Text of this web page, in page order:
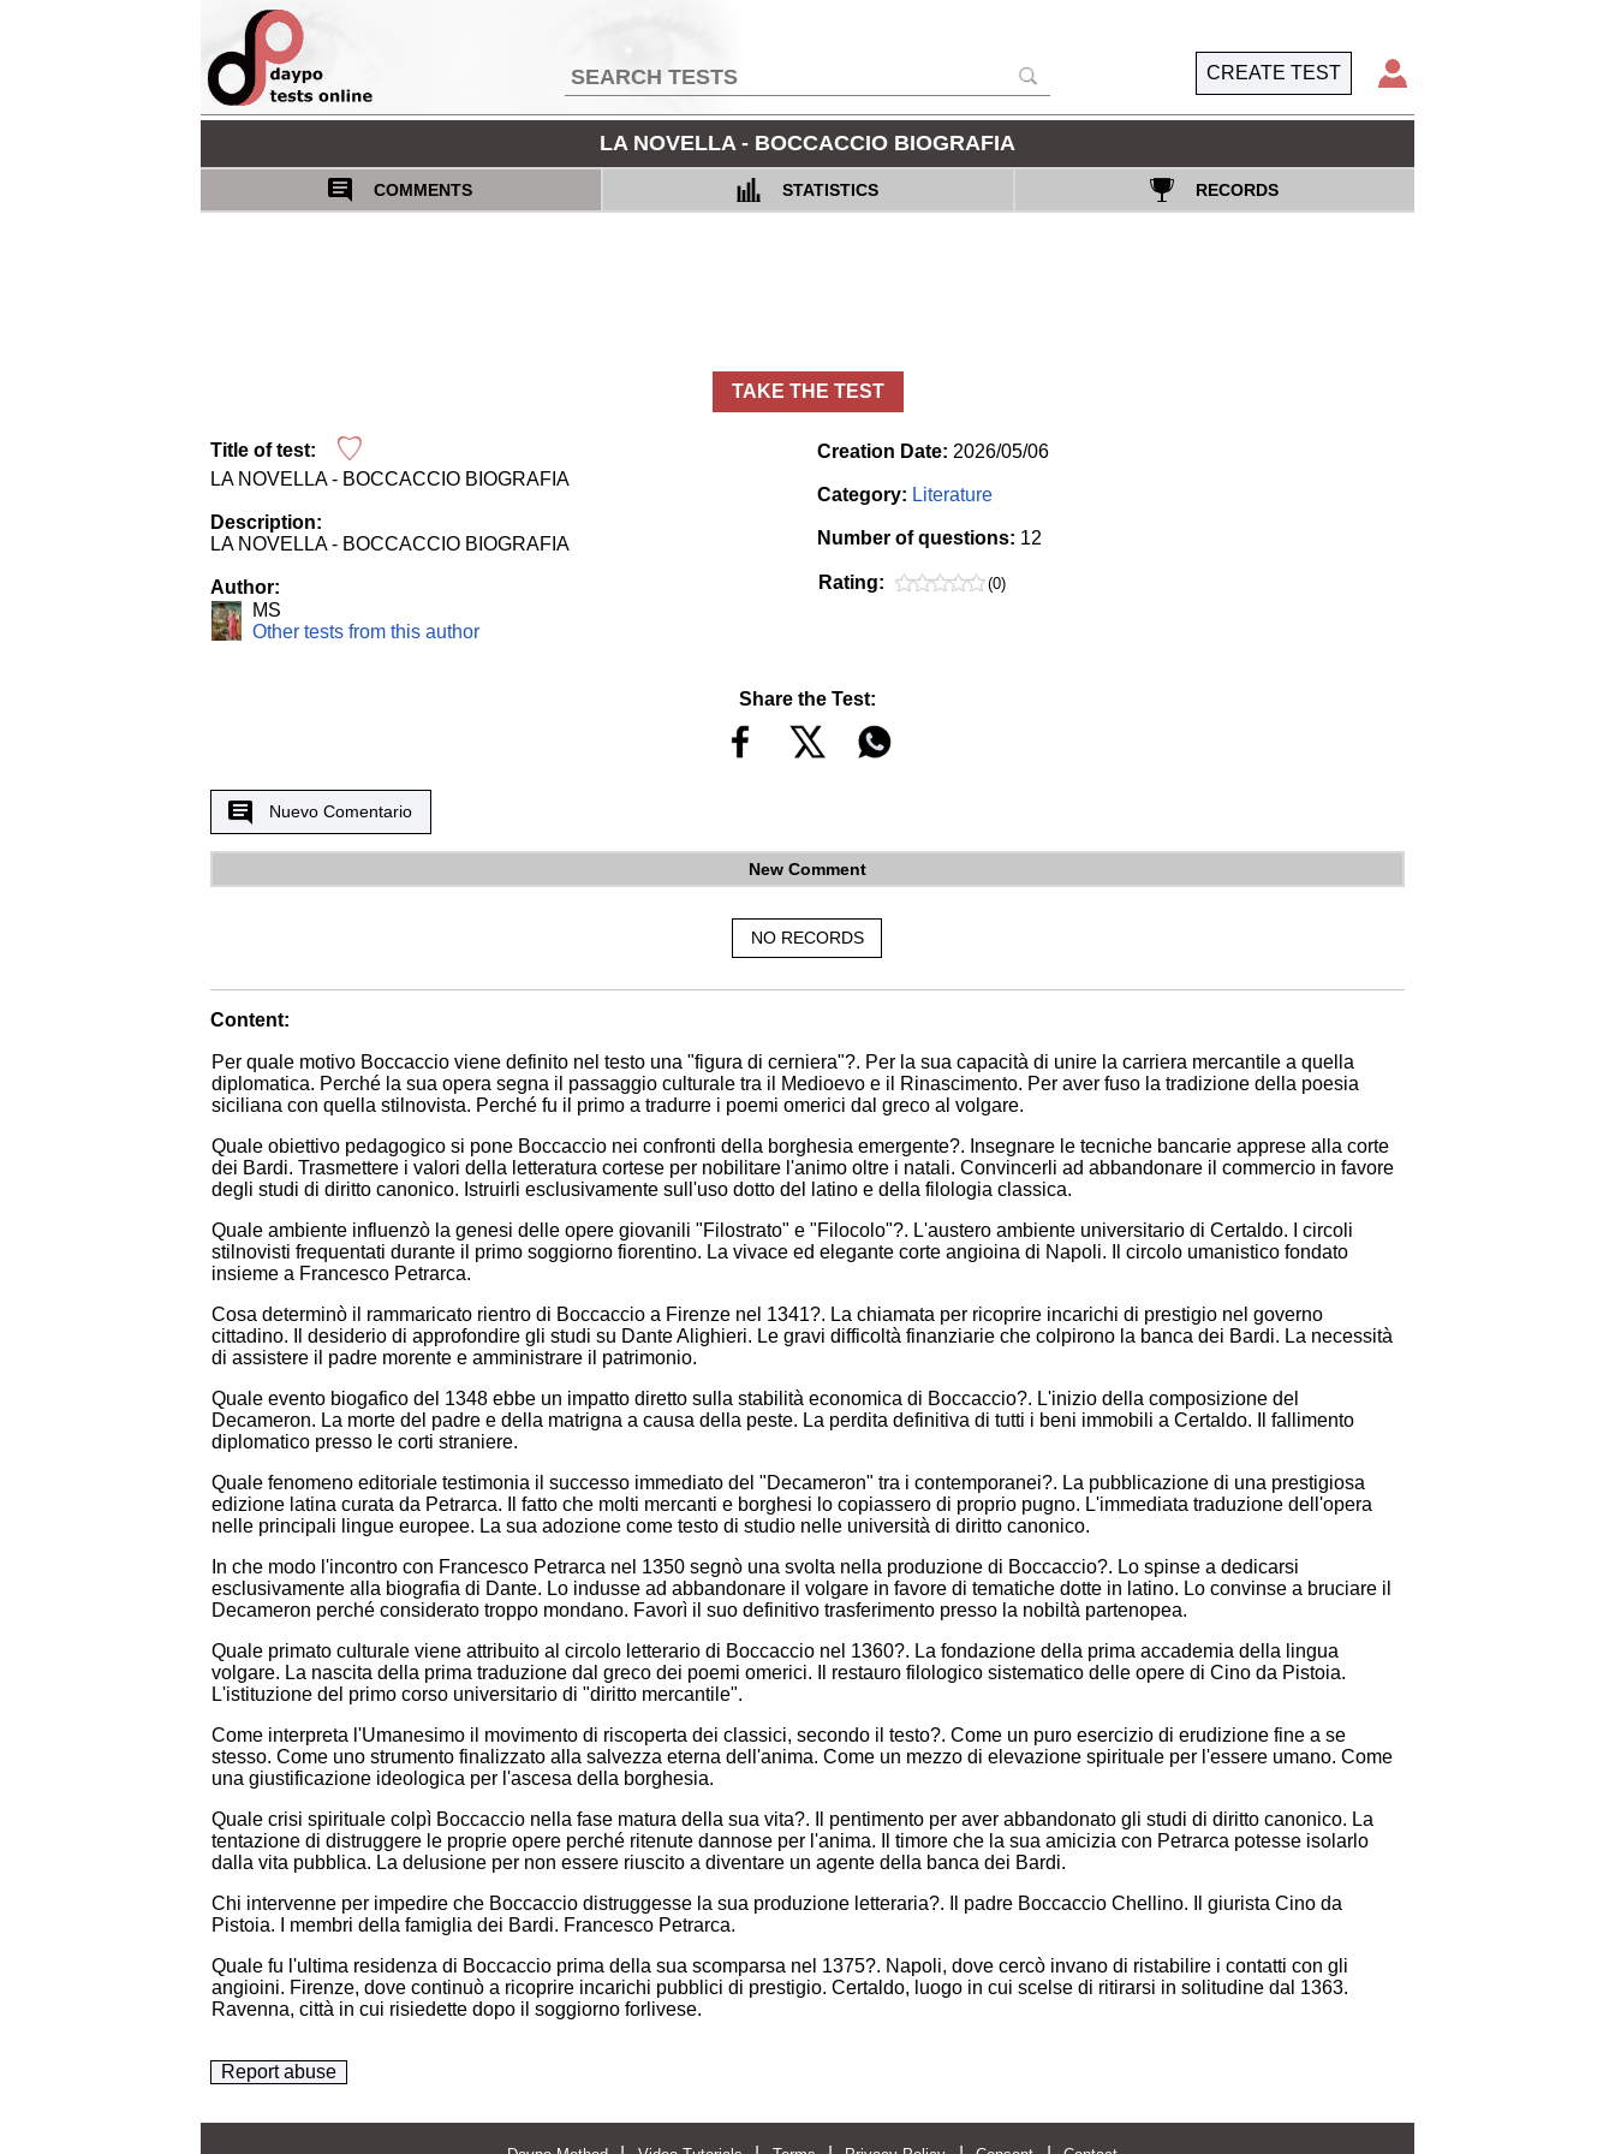
CREATE TEST
LA NOVELLA - BOCCACCIO BIOGRAFIA
COMMENTS STATISTICS RECORDS
TAKE THE TEST
Title of test:
LA NOVELLA - BOCCACCIO BIOGRAFIA
Description:
LA NOVELLA - BOCCACCIO BIOGRAFIA
Author:
MS
Other tests from this author
Creation Date: 2026/05/06
Category: Literature
Number of questions: 12
Rating: (0)
Share the Test:
Nuevo Comentario
New Comment
NO RECORDS
Content:
Per quale motivo Boccaccio viene definito nel testo una "figura di cerniera"?. Per la sua capacità di unire la carriera mercantile a quella
diplomatica. Perché la sua opera segna il passaggio culturale tra il Medioevo e il Rinascimento. Per aver fuso la tradizione della poesia
siciliana con quella stilnovista. Perché fu il primo a tradurre i poemi omerici dal greco al volgare.
Quale obiettivo pedagogico si pone Boccaccio nei confronti della borghesia emergente?. Insegnare le tecniche bancarie apprese alla corte
dei Bardi. Trasmettere i valori della letteratura cortese per nobilitare l'animo oltre i natali. Convincerli ad abbandonare il commercio in favore
degli studi di diritto canonico. Istruirli esclusivamente sull'uso dotto del latino e della filologia classica.
Quale ambiente influenzò la genesi delle opere giovanili "Filostrato" e "Filocolo"?. L'austero ambiente universitario di Certaldo. I circoli
stilnovisti frequentati durante il primo soggiorno fiorentino. La vivace ed elegante corte angioina di Napoli. Il circolo umanistico fondato
insieme a Francesco Petrarca.
Cosa determinò il rammaricato rientro di Boccaccio a Firenze nel 1341?. La chiamata per ricoprire incarichi di prestigio nel governo
cittadino. Il desiderio di approfondire gli studi su Dante Alighieri. Le gravi difficoltà finanziarie che colpirono la banca dei Bardi. La necessità
di assistere il padre morente e amministrare il patrimonio.
Quale evento biogafico del 1348 ebbe un impatto diretto sulla stabilità economica di Boccaccio?. L'inizio della composizione del
Decameron. La morte del padre e della matrigna a causa della peste. La perdita definitiva di tutti i beni immobili a Certaldo. Il fallimento
diplomatico presso le corti straniere.
Quale fenomeno editoriale testimonia il successo immediato del "Decameron" tra i contemporanei?. La pubblicazione di una prestigiosa
edizione latina curata da Petrarca. Il fatto che molti mercanti e borghesi lo copiassero di proprio pugno. L'immediata traduzione dell'opera
nelle principali lingue europee. La sua adozione come testo di studio nelle università di diritto canonico.
In che modo l'incontro con Francesco Petrarca nel 1350 segnò una svolta nella produzione di Boccaccio?. Lo spinse a dedicarsi
esclusivamente alla biografia di Dante. Lo indusse ad abbandonare il volgare in favore di tematiche dotte in latino. Lo convinse a bruciare il
Decameron perché considerato troppo mondano. Favorì il suo definitivo trasferimento presso la nobiltà partenopea.
Quale primato culturale viene attribuito al circolo letterario di Boccaccio nel 1360?. La fondazione della prima accademia della lingua
volgare. La nascita della prima traduzione dal greco dei poemi omerici. Il restauro filologico sistematico delle opere di Cino da Pistoia.
L'istituzione del primo corso universitario di "diritto mercantile".
Come interpreta l'Umanesimo il movimento di riscoperta dei classici, secondo il testo?. Come un puro esercizio di erudizione fine a se
stesso. Come uno strumento finalizzato alla salvezza eterna dell'anima. Come un mezzo di elevazione spirituale per l'essere umano. Come
una giustificazione ideologica per l'ascesa della borghesia.
Quale crisi spirituale colpì Boccaccio nella fase matura della sua vita?. Il pentimento per aver abbandonato gli studi di diritto canonico. La
tentazione di distruggere le proprie opere perché ritenute dannose per l'anima. Il timore che la sua amicizia con Petrarca potesse isolarlo
dalla vita pubblica. La delusione per non essere riuscito a diventare un agente della banca dei Bardi.
Chi intervenne per impedire che Boccaccio distruggesse la sua produzione letteraria?. Il padre Boccaccio Chellino. Il giurista Cino da
Pistoia. I membri della famiglia dei Bardi. Francesco Petrarca.
Quale fu l'ultima residenza di Boccaccio prima della sua scomparsa nel 1375?. Napoli, dove cercò invano di ristabilire i contatti con gli
angioini. Firenze, dove continuò a ricoprire incarichi pubblici di prestigio. Certaldo, luogo in cui scelse di ritirarsi in solitudine dal 1363.
Ravenna, città in cui risiedette dopo il soggiorno forlivese.
Report abuse